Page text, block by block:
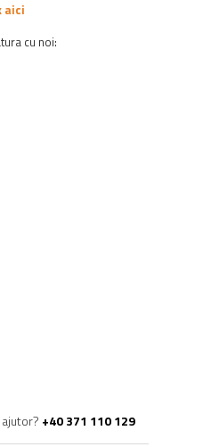
aici
cu noi:
+40 371 110 129